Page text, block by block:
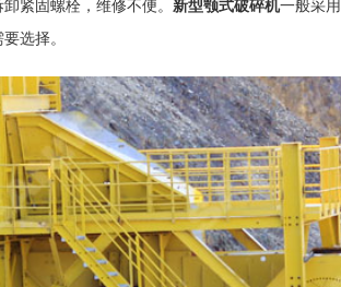
紧固螺栓，维修不便。 新型颚式破碎机一般采
选择。